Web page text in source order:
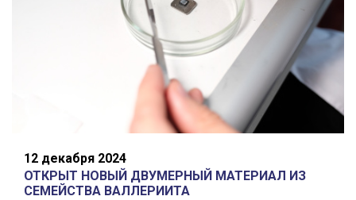
12 декабря 2024
ОТКРЫТ НОВЫЙ ДВУМЕРНЫЙ МАТЕРИАЛ ИЗ
СЕМЕЙСТВА ВАЛЛЕРИИТА